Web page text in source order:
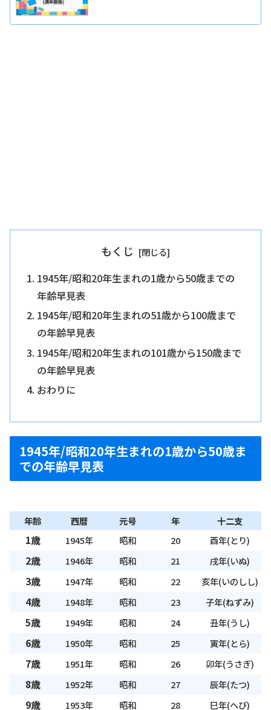
もくじ
1945年/昭和20年生まれの1歳から50歳までの
年齢早見表
1945年/昭和20年生まれの51歳から100歳まで
の年齢早見表
1945年/昭和20年生まれの101歳から150歳まで
の年齢早見表
おわりに
1945年/昭和20年生まれの1歳から50歳ま
での年齢早見表
年齢 西暦 元号 年 十二支
1歳 1945年 昭和 20 酉年(とり)
2歳 1946年 昭和 21 戌年(いぬ)
3歳 1947年 昭和 22 亥年(いのしし)
4歳 1948年 昭和 23 子年(ねずみ)
5歳 1949年 昭和 24 丑年(うし)
6歳 1950年 昭和 25 寅年(とら)
7歳 1951年 昭和 26 卯年(うさぎ)
8歳 1952年 昭和 27 辰年(たつ)
9歳 1953年 昭和 28 巳年(へび)